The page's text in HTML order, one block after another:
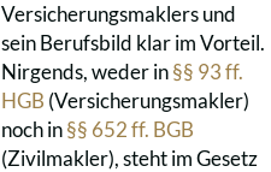
Versicherungsmaklers und
sein Berufsbild klar im Vorteil.
Nirgends, weder in§§ 93 ff.
HGB (Versicherungsmakler)
noch in§§ 652 ff. BGB
(Zivilmakler), steht im Gesetz